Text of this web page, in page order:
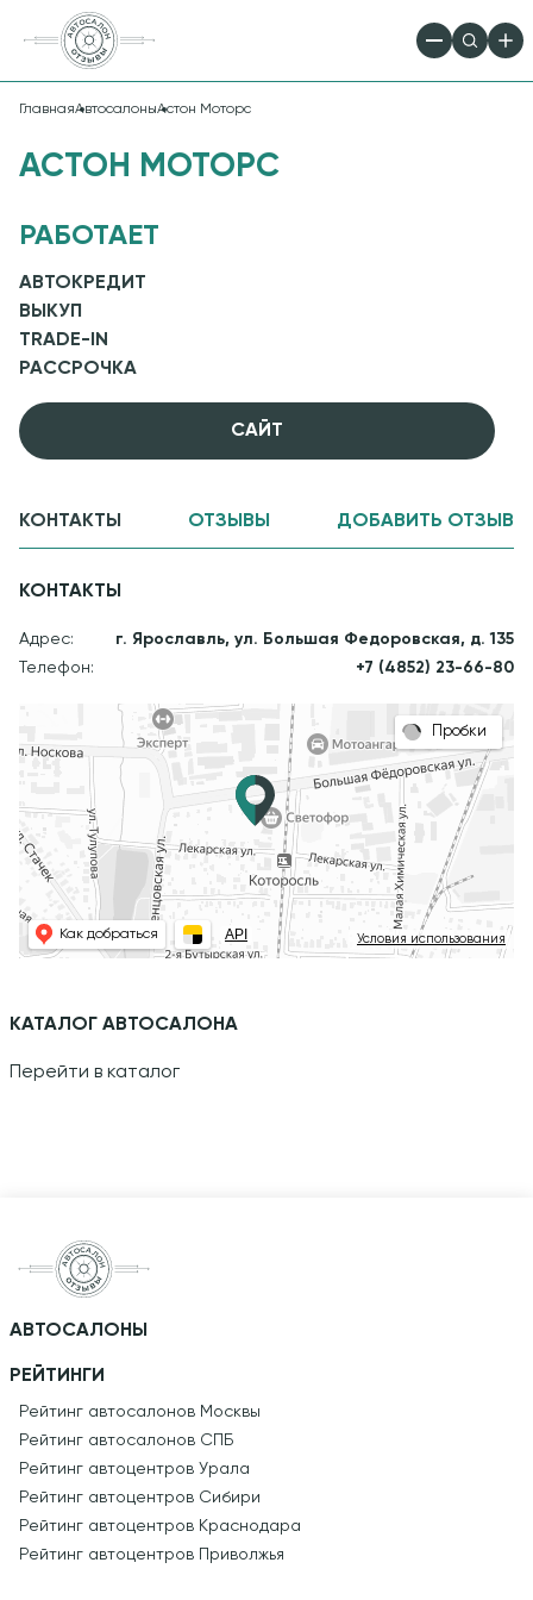
ГлавнаяАвтосалоныАстон Моторс
АСТОН МОТОРС
РАБОТАЕТ
АВТОКРЕДИТ
ВЫКУП
TRADE-IN
РАССРОЧКА
CАЙТ
КОНТАКТЫ ОТЗЫВЫ ДОБАВИТЬ ОТЗЫВ
КОНТАКТЫ
Адрес:
г. Ярославль, ул. Большая Федоровская, д. 135
Телефон:
+7 (4852) 23-66-80
Условия использования
Как добраться API
Пробки
КАТАЛОГ АВТОСАЛОНА
Перейти в каталог
АВТОСАЛОНЫ
РЕЙТИНГИ
Рейтинг автосалонов Москвы
Рейтинг автосалонов СПБ
Рейтинг автоцентров Урала
Рейтинг автоцентров Сибири
Рейтинг автоцентров Краснодара
Рейтинг автоцентров Приволжья